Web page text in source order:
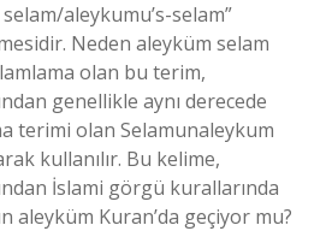
aleykumu’s-selam”
Neden aleyküm selam
olan bu terim,
genellikle aynı derecede
terimi olan Selamunaleykum
kullanılır. Bu kelime,
İslami görgü kurallarında
aleyküm Kuran’da geçiyor mu?